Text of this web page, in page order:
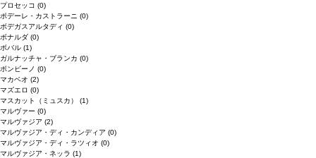
プロセッコ (0)
ポデーレ・カストラーニ (0)
ボデガスアルタディ (0)
ボナルダ (0)
ボバル (1)
ガルナッチャ・ブランカ (0)
ボンビーノ (0)
マカベオ (2)
マズエロ (0)
マスカット（ミュスカ） (1)
マルヴァー (0)
マルヴァジア (2)
マルヴァジア・ディ・カンディア (0)
マルヴァジア・ディ・ラツィオ (0)
マルヴァジア・ネッラ (1)